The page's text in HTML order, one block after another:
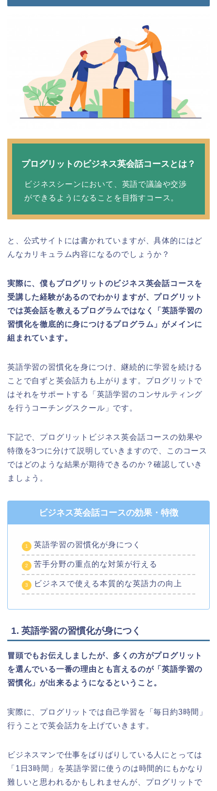
プログリットのビジネス英会話コースとは？
ビジネスシーンにおいて、英語で議論や交渉
ができるようになることを目指すコース。
と、公式サイトには書かれていますが、具体的にはど
んなカリキュラム内容になるのでしょうか？
実際に、僕もプログリットのビジネス英会話コースを
受講した経験があるのでわかりますが、プログリット
では英会話を教えるプログラムではなく「英語学習の
習慣化を徹底的に身につけるプログラム」がメインに
組まれています。
英語学習の習慣化を身につけ、継続的に学習を続ける
ことで自ずと英会話力も上がります。プログリットで
はそれをサポートする「英語学習のコンサルティング
を行うコーチングスクール」です。
下記で、プログリットビジネス英会話コースの効果や
特徴を3つに分けて説明していきますので、このコース
ではどのような結果が期待できるのか？確認していき
ましょう。
ビジネス英会話コースの効果・特徴
英語学習の習慣化が身につく
苦手分野の重点的な対策が行える
ビジネスで使える本質的な英語力の向上
1. 英語学習の習慣化が身につく
冒頭でもお伝えしましたが、多くの方がプログリット
を選んでいる一番の理由とも言えるのが「英語学習の
習慣化」が出来るようになるということ。
実際に、プログリットでは自己学習を「毎日約3時間」
行うことで英会話力を上げていきます。
ビジネスマンで仕事をばりばりしている人にとっては
「1日3時間」を英語学習に使うのは時間的にもかなり
難しいと思われるかもしれませんが、プログリットで